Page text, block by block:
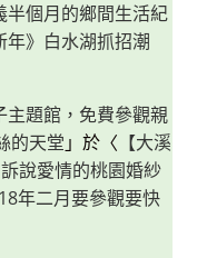
半個月的鄉間生活紀
年》白水湖抓招潮
主題館，免費參觀親
的天堂 」於〈 【大溪
說愛情的桃園婚紗
年二月要參觀要快